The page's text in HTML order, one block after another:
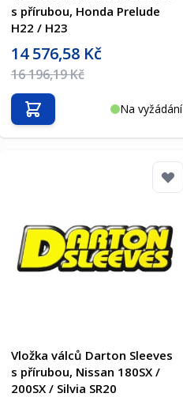
s přírubou, Honda Prelude
H22 / H23
Akční cena
14 576,58 Kč
Běžná cena
16 196,19 Kč
Na vyžádání
Přidat do košíku
Vložka válců Darton Sleeves
s přírubou, Nissan 180SX /
200SX / Silvia SR20